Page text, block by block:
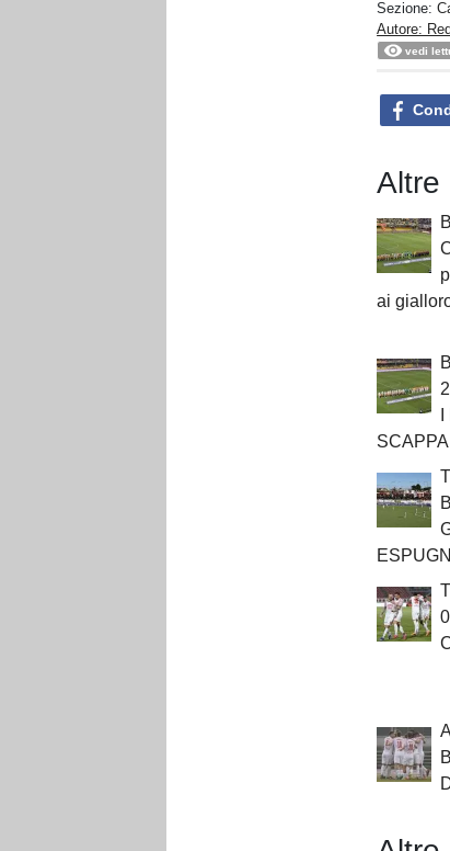
Sezione:
Autore:
vedi
Altre
ai